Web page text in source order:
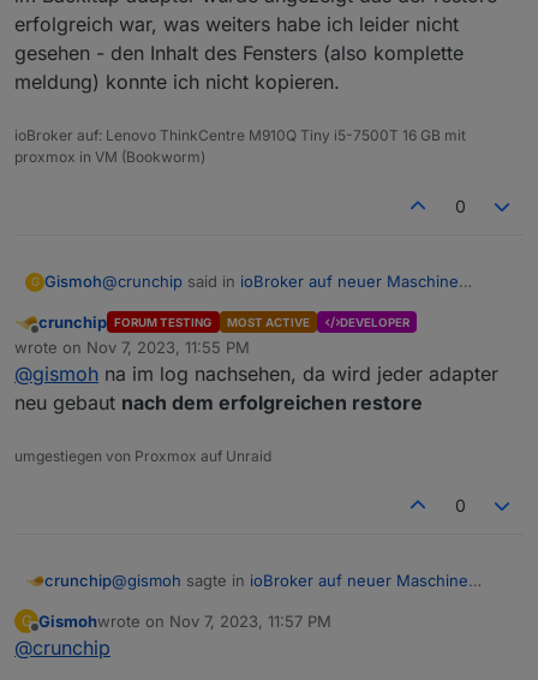
deinstalliert.
sagte in
ioBroker auf neuer Maschine
aufgesetzt und Adapter Probleme
Aber ble klappt weiterhin nicht.
dann muss es auch eine Meldung im Log geben beim
restore
erfolgreich war, was weiters habe ich leider nicht
gesehen - den Inhalt des Fensters (also komplette
meldung) konnte ich nicht kopieren.
ioBroker auf: Lenovo ThinkCentre M910Q Tiny i5-7500T 16 GB mit
proxmox in VM (Bookworm)
0
G Gismoh@crunchip said in ioBroker auf neuer Maschine
dann muss es auch eine Meldung im Log geben
beim restore
im Backitup adapter wurde angezeigt das der restore
erfolgreich war, was weiters habe ich leider nicht
meldung) konnte ich nicht kopieren.
Offline
crunchip FORUM TESTING MOST ACTIVE DEVELOPER
wrote on Nov 7, 2023, 11:55 PM
last edited by
@gismoh na im log nachsehen, da wird jeder adapter
neu gebaut nach dem erfolgreichen restore
umgestiegen von Proxmox auf Unraid
0
crunchip@gismoh sagte in ioBroker auf neuer Maschine
G Gismohwrote on Nov 7, 2023, 11:57 PM
last edited by
@crunchip